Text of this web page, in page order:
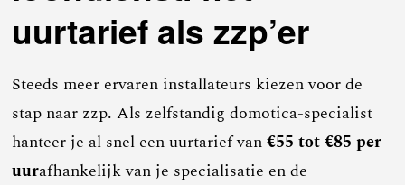
uurtarief als zzp’er
Steeds meer ervaren installateurs kiezen voor de
stap naar zzp. Als zelfstandig domotica-specialist
hanteer je al snel een uurtarief van€55 tot €85 per
uurafhankelijk van je specialisatie en de